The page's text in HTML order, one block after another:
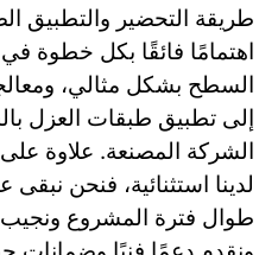
طريقة التحضير والتطبيق
اهتمامًا فائقًا بكل خطوة
السطح بشكل مثالي،
إلى تطبيق طبقات العزل
الشركة المصنعة. علاوة
لدينا استثنائية، فنحن
طوال فترة المشروع